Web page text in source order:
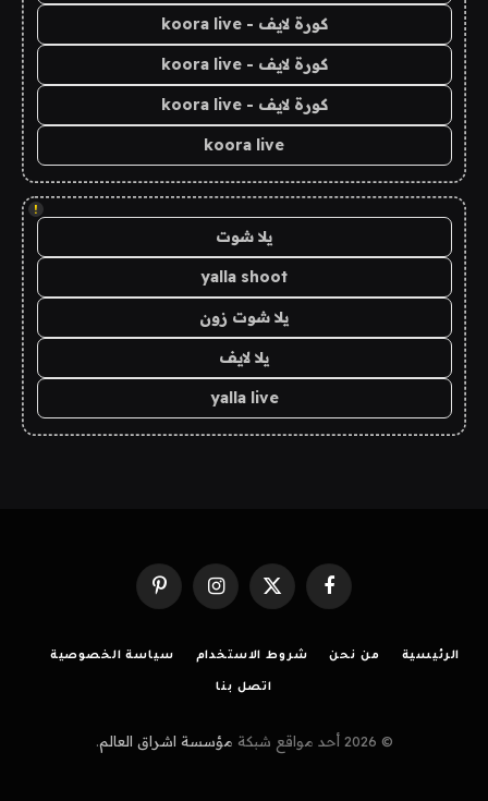
كورة لايف - koora live
كورة لايف - koora live
كورة لايف - koora live
koora live
!
يلا شوت
yalla shoot
يلا شوت زون
يلا لايف
yalla live
فيسبوك X
(Twitter)
الانستغرامبينتيريست
الرئيسية من نحن شروط الاستخدام سياسة الخصوصية
اتصل بنا
© 2026 أحد مواقع شبكة مؤسسة اشراق العالم.